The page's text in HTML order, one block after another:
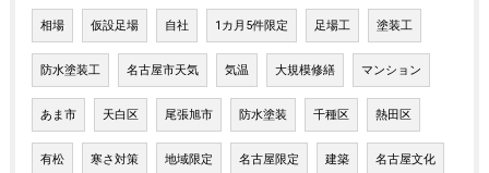
相場 仮設足場 自社 1カ月5件限定 足場工 塗装工
防水塗装工 名古屋市天気 気温 大規模修繕 マンション
あま市 天白区 尾張旭市 防水塗装 千種区 熱田区
有松 寒さ対策 地域限定 名古屋限定 建築 名古屋文化